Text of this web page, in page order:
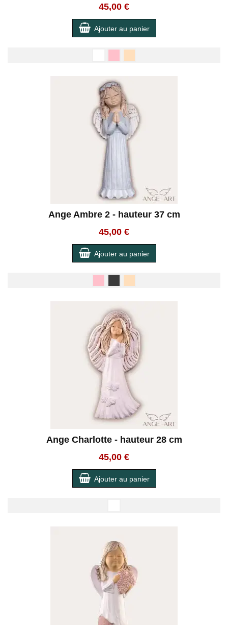
45,00 €
Ajouter au panier
Ange Ambre 2 - hauteur 37 cm
45,00 €
Ajouter au panier
Ange Charlotte - hauteur 28 cm
45,00 €
Ajouter au panier